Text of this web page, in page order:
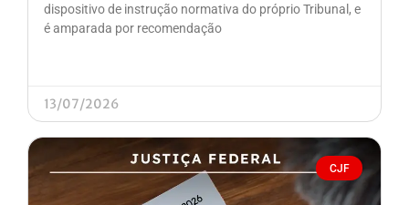
dispositivo de instrução normativa do próprio Tribunal, e
é amparada por recomendação
13/07/2026
CJF